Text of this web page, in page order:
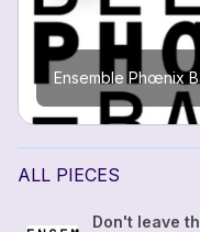
ALL PIECES